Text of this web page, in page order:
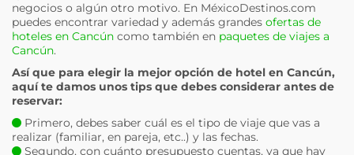
negocios o algún otro motivo. En MéxicoDestinos.com
puedes encontrar variedad y además grandes ofertas de
hoteles en Cancún como también en paquetes de viajes a
Cancún.
Así que para elegir la mejor opción de hotel en Cancún,
aquí te damos unos tips que debes considerar antes de
reservar:
Primero, debes saber cuál es el tipo de viaje que vas a
realizar (familiar, en pareja, etc..) y las fechas.
Segundo, con cuánto presupuesto cuentas, ya que hay